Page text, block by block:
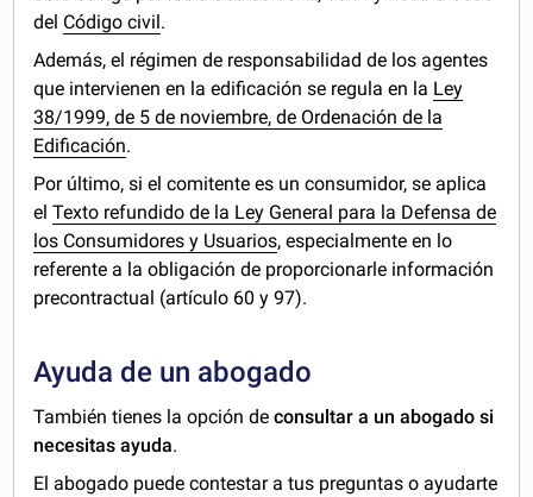
del Código civil.
Además, el régimen de responsabilidad de los agentes
que intervienen en la edificación se regula en la Ley
38/1999, de 5 de noviembre, de Ordenación de la
Edificación.
Por último, si el comitente es un consumidor, se aplica
elTexto refundido de la Ley General para la Defensa de
los Consumidores y Usuarios, especialmente en lo
referente a la obligación de proporcionarle información
precontractual (artículo 60 y 97).
Ayuda de un abogado
También tienes la opción deconsultar a un abogado si
necesitas ayuda.
El abogado puede contestar a tus preguntas o ayudarte